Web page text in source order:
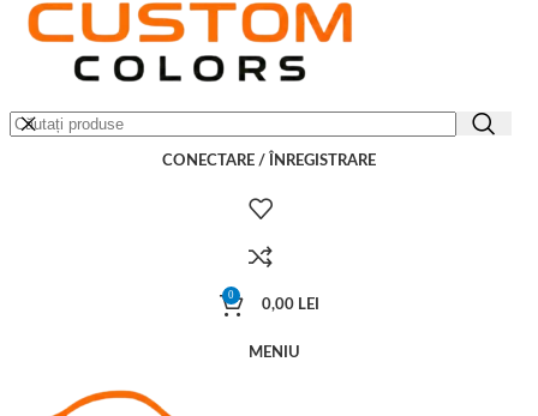
CONECTARE / ÎNREGISTRARE
0
0,00 LEI
MENIU